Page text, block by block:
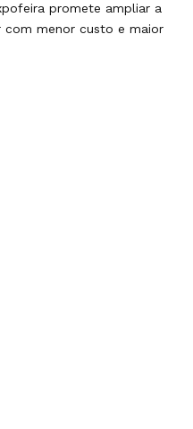
promete ampliar a
menor custo e maior